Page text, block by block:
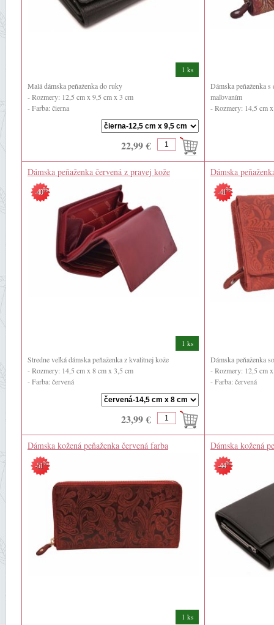
1 ks
Malá dámska peňaženka do ruky
- Rozmery: 12,5 cm x 9,5 cm x 3 cm
- Farba: čierna
- Materiál: pravá koža (kozia) ...
22,99 €
Dámska peňaženka
maľovaním
- Rozmery: 14,5 cm
Dámska peňaženka červená z pravej kože
-40%
1 ks
Stredne veľká dámska peňaženka z kvalitnej kože
- Rozmery: 14,5 cm x 8 cm x 3,5 cm
- Farba: červená
23,99 €
Dámska
-41%
Dámska peňaženka
- Rozmery: 12,5 cm
- Farba: červená
Dámska kožená peňaženka červená farba
-51%
1 ks
Dámska kožená
-44%